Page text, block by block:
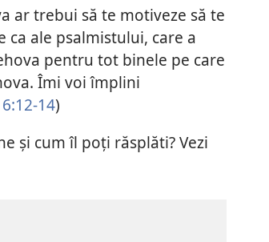
ar trebui să te motiveze să te
ca ale psalmistului, care a
pentru tot binele pe care
Îmi voi împlini
14)
și cum îl poți răsplăti? Vezi